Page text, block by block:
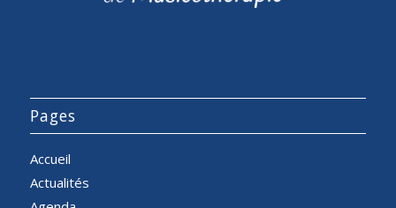
Pages
Accueil
Actualités